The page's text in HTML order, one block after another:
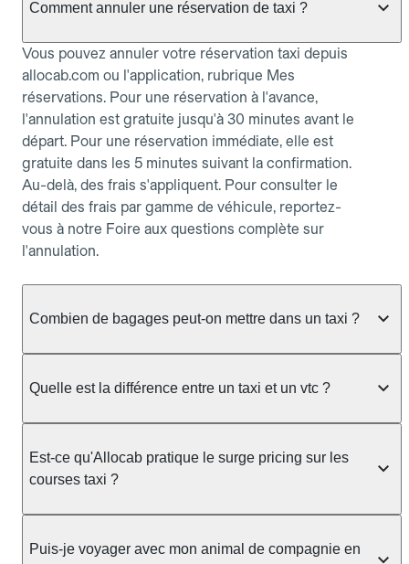
Comment annuler une réservation de taxi ?
Vous pouvez annuler votre réservation taxi depuis
allocab.com ou l'application, rubrique Mes
réservations. Pour une réservation à l'avance,
l'annulation est gratuite jusqu'à 30 minutes avant le
départ. Pour une réservation immédiate, elle est
gratuite dans les 5 minutes suivant la confirmation.
Au-delà, des frais s'appliquent. Pour consulter le
détail des frais par gamme de véhicule, reportez-
vous à notre Foire aux questions complète sur
l'annulation.
Combien de bagages peut-on mettre dans un taxi ?
taxi berline accueille en général jusqu'à 3 bagages
ou nombreux, précisez-le dans le champ "Message
au chauffeur" lors de la réservation. Le prix n'est
pas impacté par le nombre de bagages.
Quelle est la différence entre un taxi et un vtc ?
prendre en charge directement dans la rue, à une
station ou sur réservation, avec un tarif au
réservation et propose un prix fixe annoncé à
l'avance. Chez Allocab, réservez facilement votre
Est-ce qu'Allocab pratique le surge pricing sur les
courses taxi ?
réglementation préfectorale et suit un barème
Puis-je voyager avec mon animal de compagnie en